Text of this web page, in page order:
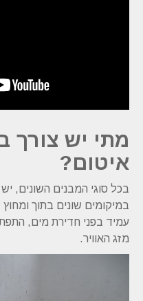
מתי יש צורך
איטום?
בכל סוגי המבנים השונים,
במיקומים שונים בתוך
עמיד בפני חדירת מים,
מזג האוויר.